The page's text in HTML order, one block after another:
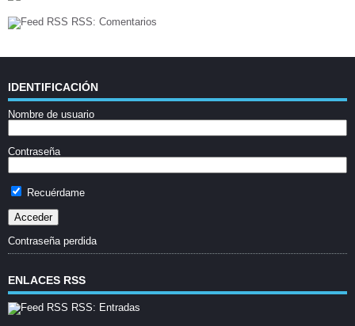
RSS: Comentarios
IDENTIFICACIÓN
Nombre de usuario
Contraseña
Recuérdame
Contraseña perdida
ENLACES RSS
RSS: Entradas